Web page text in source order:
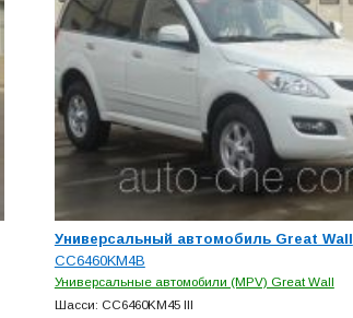
Универсальный автомобиль Great Wall
CC6460KM4B
Универсальные автомобили (MPV) Great Wall
Шасси: CC6460KM45 III